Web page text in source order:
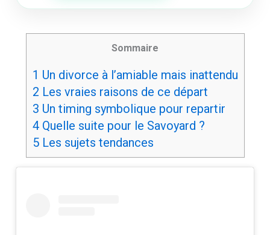
Sommaire
1 Un divorce à l’amiable mais inattendu
2 Les vraies raisons de ce départ
3 Un timing symbolique pour repartir
4Quelle suite pour le Savoyard ?
5Les sujets tendances